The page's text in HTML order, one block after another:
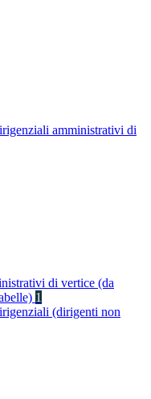
amministrativi di
di vertice (da
1
(dirigenti non